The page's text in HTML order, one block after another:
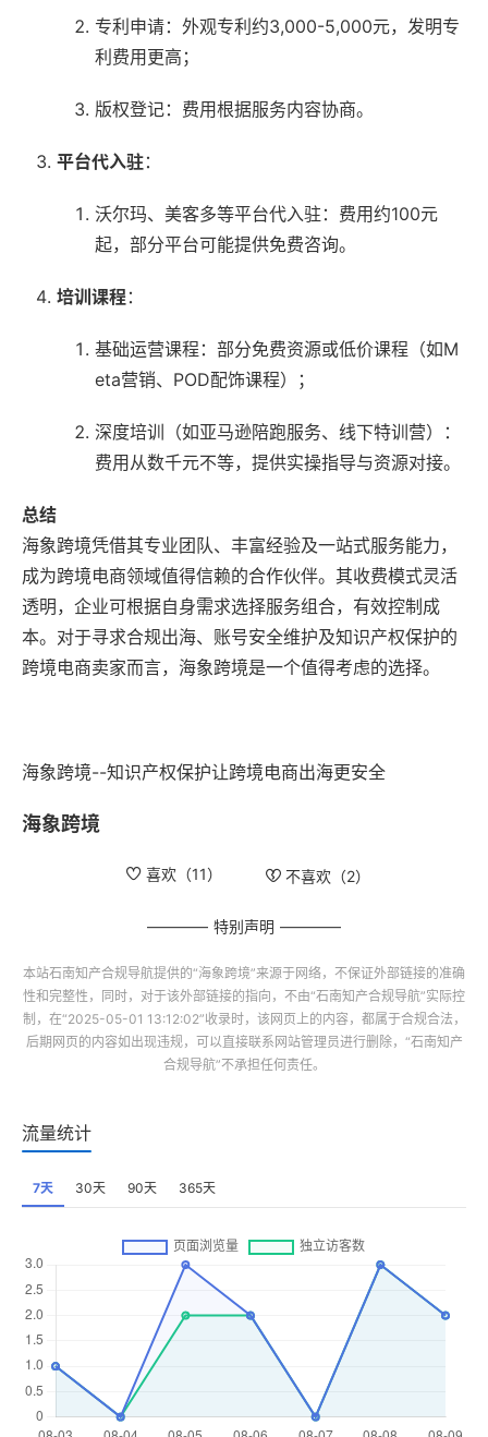
专利申请：外观专利约3,000-5,000元，发明专
利费用更高；
版权登记：费用根据服务内容协商。
平台代入驻：
沃尔玛、美客多等平台代入驻：费用约100元
起，部分平台可能提供免费咨询。
培训课程：
基础运营课程：部分免费资源或低价课程（如M
eta营销、POD配饰课程）；
深度培训（如亚马逊陪跑服务、线下特训营）：
费用从数千元不等，提供实操指导与资源对接。
总结
海象跨境凭借其专业团队、丰富经验及一站式服务能力，
成为跨境电商领域值得信赖的合作伙伴。其收费模式灵活
透明，企业可根据自身需求选择服务组合，有效控制成
本。对于寻求合规出海、账号安全维护及知识产权保护的
跨境电商卖家而言，海象跨境是一个值得考虑的选择。
海象跨境--知识产权保护让跨境电商出海更安全
海象跨境
喜欢（11） 不喜欢（2）
特别声明
本站石南知产合规导航提供的“海象跨境”来源于网络，不保证外部链接的准确
性和完整性，同时，对于该外部链接的指向，不由“石南知产合规导航”实际控
制，在“2025-05-01 13:12:02”收录时，该网页上的内容，都属于合规合法，
后期网页的内容如出现违规，可以直接联系网站管理员进行删除，“石南知产
合规导航”不承担任何责任。
流量统计
7天 30天 90天 365天